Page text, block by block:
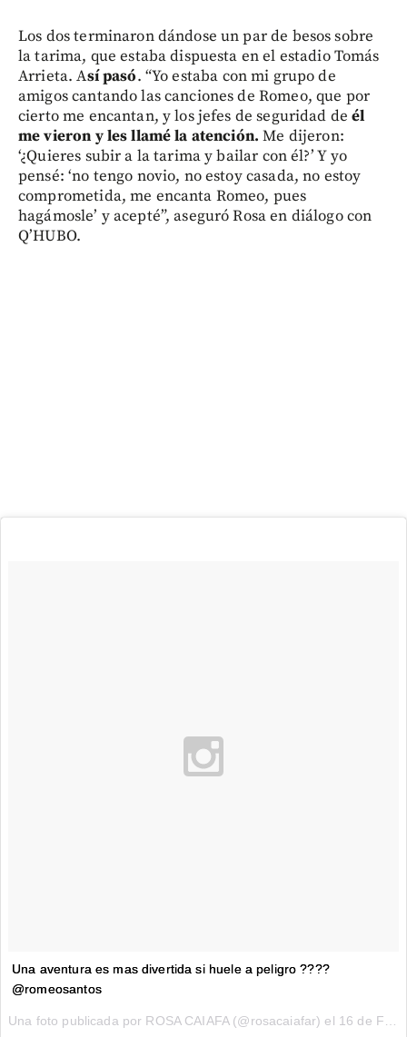
Los dos terminaron dándose un par de besos sobre
la tarima, que estaba dispuesta en el estadio Tomás
Arrieta. Así pasó. “Yo estaba con mi grupo de
amigos cantando las canciones de Romeo, que por
cierto me encantan, y los jefes de seguridad de él
me vieron y les llamé la atención. Me dijeron:
‘¿Quieres subir a la tarima y bailar con él?’ Y yo
pensé: ‘no tengo novio, no estoy casada, no estoy
comprometida, me encanta Romeo, pues
hagámosle’ y acepté”, aseguró Rosa en diálogo con
Q’HUBO.
Una aventura es mas divertida si huele a peligro ????
@romeosantos
Una foto publicada por ROSA CAIAFA (@rosacaiafar) el 16 de Feb de 2015 a la(s) 12:24 PST